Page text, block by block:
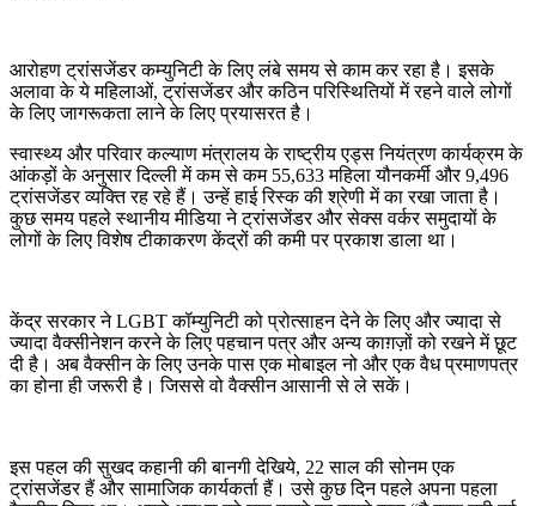
आरोहण ट्रांसजेंडर कम्युनिटी के लिए लंबे समय से काम कर रहा है। इसके
अलावा के ये महिलाओं, ट्रांसजेंडर और कठिन परिस्थितियों में रहने वाले लोगों
के लिए जागरूकता लाने के लिए प्रयासरत है।
स्वास्थ्य और परिवार कल्याण मंत्रालय के राष्ट्रीय एड्स नियंत्रण कार्यक्रम के
आंकड़ों के अनुसार दिल्ली में कम से कम 55,633 महिला यौनकर्मी और 9,496
ट्रांसजेंडर व्यक्ति रह रहे हैं। उन्हें हाई रिस्क की श्रेणी में का रखा जाता है।
कुछ समय पहले स्थानीय मीडिया ने ट्रांसजेंडर और सेक्स वर्कर समुदायों के
लोगों के लिए विशेष टीकाकरण केंद्रों की कमी पर प्रकाश डाला था।
केंद्र सरकार ने LGBT कॉम्युनिटी को प्रोत्साहन देने के लिए और ज्यादा से
ज्यादा वैक्सीनेशन करने के लिए पहचान पत्र और अन्य काग़ज़ों को रखने में छूट
दी है। अब वैक्सीन के लिए उनके पास एक मोबाइल नो और एक वैध प्रमाणपत्र
का होना ही जरूरी है। जिससे वो वैक्सीन आसानी से ले सकें।
इस पहल की सुखद कहानी की बानगी देखिये, 22 साल की सोनम एक
ट्रांसजेंडर हैं और सामाजिक कार्यकर्ता हैं। उसे कुछ दिन पहले अपना पहला